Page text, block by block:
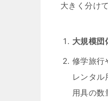
大きく分け
大規模団
修学旅行
レンタル
用具の数